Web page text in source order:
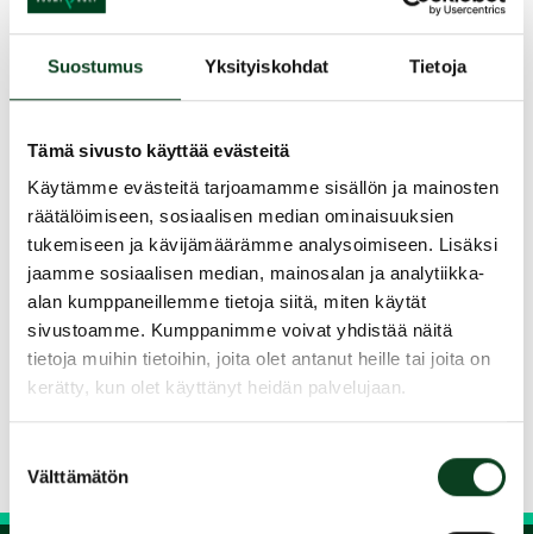
Suostumus Yksityiskohdat Tietoja
Tämä sivusto käyttää evästeitä
Käytämme evästeitä tarjoamamme sisällön ja mainosten
räätälöimiseen, sosiaalisen median ominaisuuksien
tukemiseen ja kävijämäärämme analysoimiseen. Lisäksi
jaamme sosiaalisen median, mainosalan ja analytiikka-
alan kumppaneillemme tietoja siitä, miten käytät
sivustoamme. Kumppanimme voivat yhdistää näitä
tietoja muihin tietoihin, joita olet antanut heille tai joita on
kerätty, kun olet käyttänyt heidän palvelujaan.
valinta
Välttämätön
pelaajan ymmärrystä pelin sujuvuudesta ja
huolehtimisesta (lyöntijälkien korjaaminen).
riittää, että ymmärtää perusteet.
Kurssimaksu ja jäsenyys aloittelijoille pakettina
99€, joka sisältää kurssimaksun 69€ ja
jäsenyyden 30€.
Jäsenmaksu on normaalisti 89 €. Tarjous 30 €
on voimassa vain kurssia ennen tai sen aikana.
Jaa kurssi kaverille